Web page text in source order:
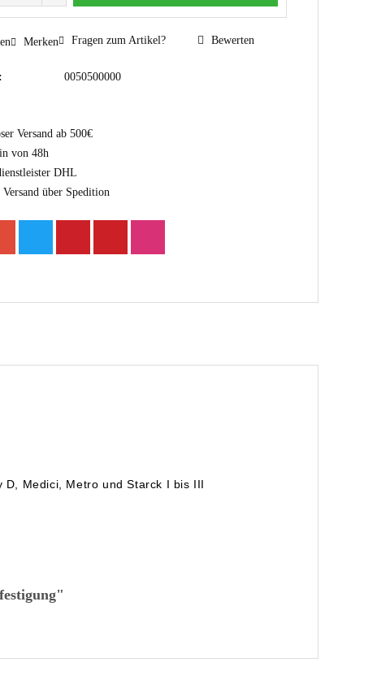
Merken Fragen zum Artikel? Bewerten
0050500000
Versand ab 500€
von 48h
DHL
über Spedition
D, Medici, Metro und Starck I bis III